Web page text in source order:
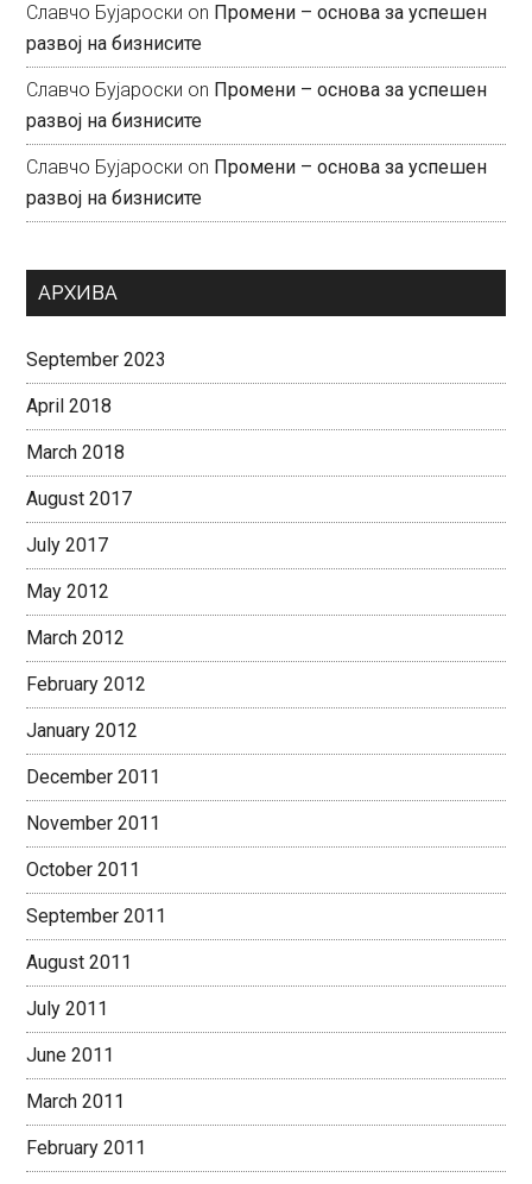
Славчо Бујароски on Промени – основа за успешен
развој на бизнисите
Славчо Бујароски on Промени – основа за успешен
развој на бизнисите
Славчо Бујароски on Промени – основа за успешен
развој на бизнисите
АРХИВА
September 2023
April 2018
March 2018
August 2017
July 2017
May 2012
March 2012
February 2012
January 2012
December 2011
November 2011
October 2011
September 2011
August 2011
July 2011
June 2011
March 2011
February 2011